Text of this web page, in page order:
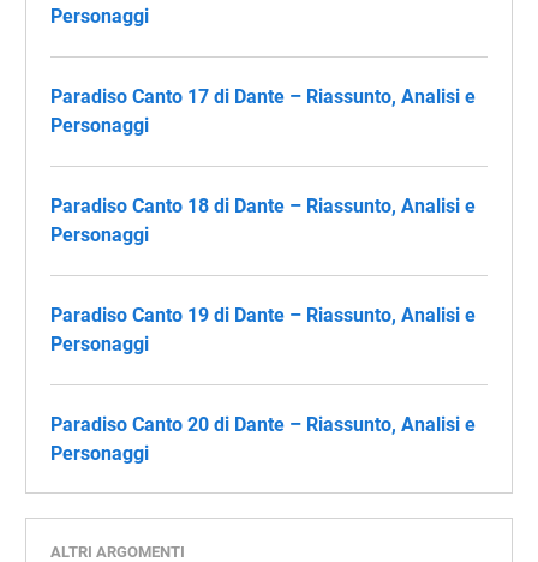
Personaggi
Paradiso Canto 17 di Dante – Riassunto, Analisi e
Personaggi
Paradiso Canto 18 di Dante – Riassunto, Analisi e
Personaggi
Paradiso Canto 19 di Dante – Riassunto, Analisi e
Personaggi
Paradiso Canto 20 di Dante – Riassunto, Analisi e
Personaggi
ALTRI ARGOMENTI